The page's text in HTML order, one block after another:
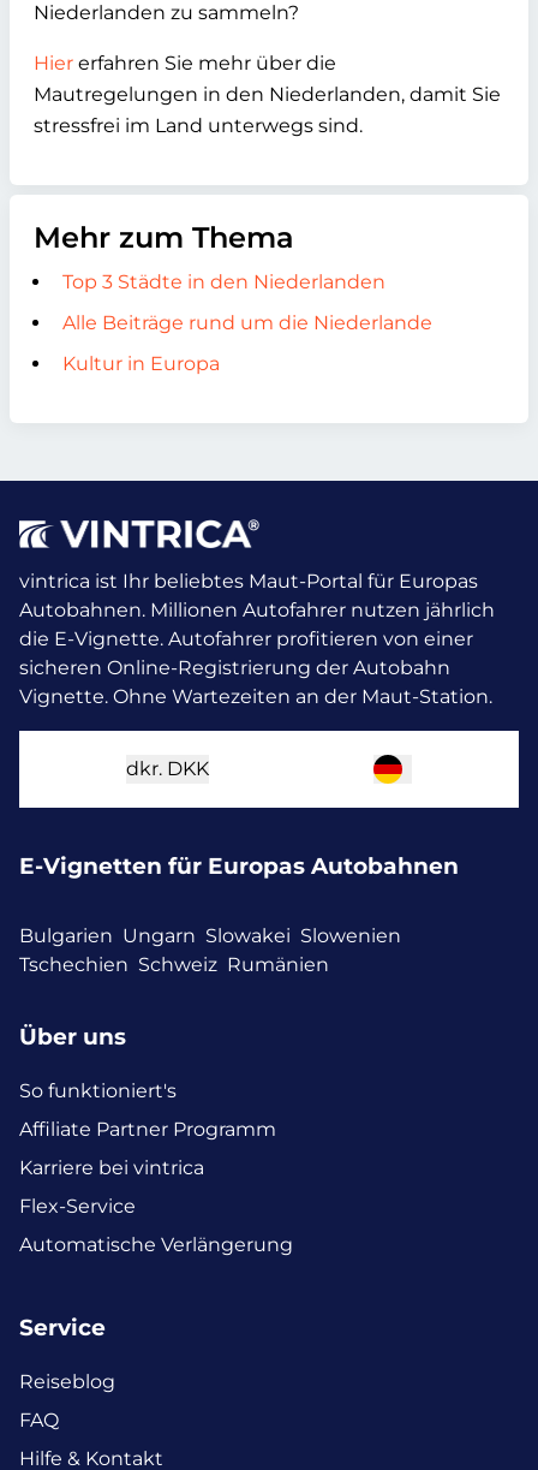
Niederlanden zu sammeln?
Hier erfahren Sie mehr über die
Mautregelungen in den Niederlanden, damit Sie
stressfrei im Land unterwegs sind.
Mehr zum Thema
Top 3 Städte in den Niederlanden
Alle Beiträge rund um die Niederlande
Kultur in Europa
vintrica ist Ihr beliebtes Maut-Portal für Europas
Autobahnen. Millionen Autofahrer nutzen jährlich
die E-Vignette. Autofahrer profitieren von einer
sicheren Online-Registrierung der Autobahn
Vignette. Ohne Wartezeiten an der Maut-Station.
dkr. DKK
E-Vignetten für Europas Autobahnen
Bulgarien Ungarn Slowakei Slowenien
Tschechien Schweiz Rumänien
Über uns
So funktioniert's
Affiliate Partner Programm
Karriere bei vintrica
Flex-Service
Automatische Verlängerung
Service
Reiseblog
FAQ
Hilfe & Kontakt